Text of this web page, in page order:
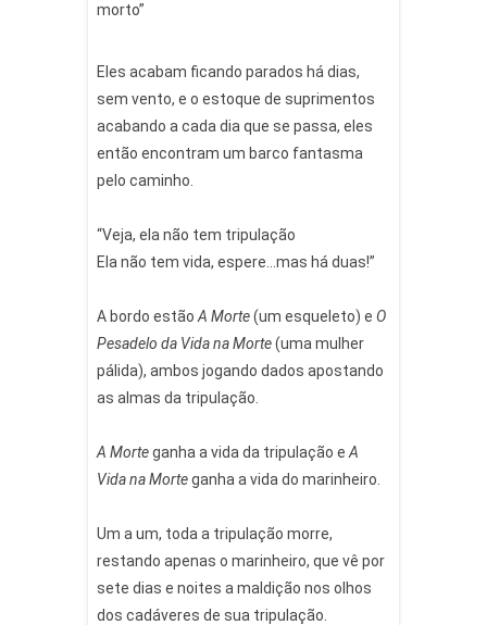
morto”
Eles acabam ficando parados há dias,
sem vento, e o estoque de suprimentos
acabando a cada dia que se passa, eles
então encontram um barco fantasma
pelo caminho.
“Veja, ela não tem tripulação
Ela não tem vida, espere…mas há duas!”
A bordo estão A Morte(um esqueleto) e O
Pesadelo da Vida na Morte(uma mulher
pálida), ambos jogando dados apostando
as almas da tripulação.
A Morteganha a vida da tripulação e A
Vida na Morteganha a vida do marinheiro.
Um a um, toda a tripulação morre,
restando apenas o marinheiro, que vê por
sete dias e noites a maldição nos olhos
dos cadáveres de sua tripulação.